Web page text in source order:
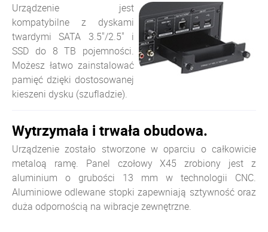
Urządzenie jest
kompatybilne z dyskami
twardymi SATA 3.5"/2.5" i
SSD do 8 TB pojemności.
Możesz łatwo zainstalować
pamięć dzięki dostosowanej
kieszeni dysku (szufladzie).
Wytrzymała i trwała obudowa.
Urządzenie zostało stworzone w oparciu o całkowicie
metaloą ramę. Panel czołowy X45 zrobiony jest z
aluminium o grubości 13 mm w technologii CNC.
Aluminiowe odlewane stopki zapewniają sztywność oraz
duża odpornością na wibracje zewnętrzne.